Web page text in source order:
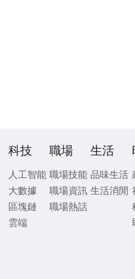
科技
人工智能
大數據
區塊鏈
雲端
職場
職場技能
職場資訊
職場熱話
生活
品味生活
生活消閒